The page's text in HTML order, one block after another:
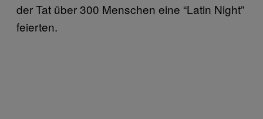
der Tat über 300 Menschen eine “Latin Night”
feierten.